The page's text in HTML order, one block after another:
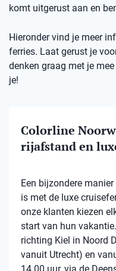
komt uitgerust aan en
Hieronder vind je meer
ferries. Laat gerust je
denken graag met je
je!
Colorline
rijafstand en
Een bijzondere
is met de luxe
onze klanten kiezen
start van hun
richting Kiel in Noord
vanuit Utrecht) en